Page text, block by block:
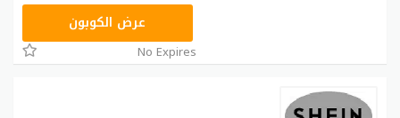
عرض الكوبون
No Expires